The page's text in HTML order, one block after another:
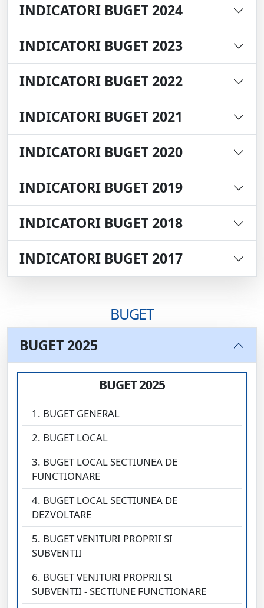
INDICATORI BUGET 2024
INDICATORI BUGET 2023
INDICATORI BUGET 2022
INDICATORI BUGET 2021
INDICATORI BUGET 2020
INDICATORI BUGET 2019
INDICATORI BUGET 2018
INDICATORI BUGET 2017
BUGET
BUGET 2025
BUGET 2025
1. BUGET GENERAL
2. BUGET LOCAL
3. BUGET LOCAL SECTIUNEA DE
FUNCTIONARE
4. BUGET LOCAL SECTIUNEA DE
DEZVOLTARE
5. BUGET VENITURI PROPRII SI
SUBVENTII
6. BUGET VENITURI PROPRII SI
SUBVENTII - SECTIUNE FUNCTIONARE